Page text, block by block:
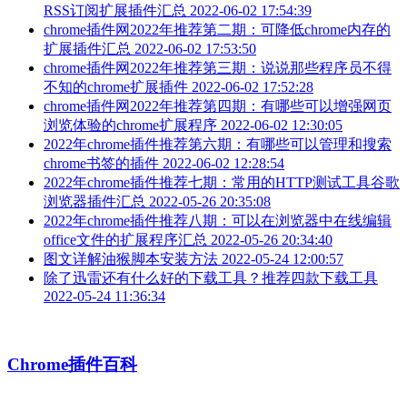
RSS订阅扩展插件汇总 2022-06-02 17:54:39
chrome插件网2022年推荐第二期：可降低chrome内存的
扩展插件汇总 2022-06-02 17:53:50
chrome插件网2022年推荐第三期：说说那些程序员不得
不知的chrome扩展插件 2022-06-02 17:52:28
chrome插件网2022年推荐第四期：有哪些可以增强网页
浏览体验的chrome扩展程序 2022-06-02 12:30:05
2022年chrome插件推荐第六期：有哪些可以管理和搜索
chrome书签的插件 2022-06-02 12:28:54
2022年chrome插件推荐七期：常用的HTTP测试工具谷歌
浏览器插件汇总 2022-05-26 20:35:08
2022年chrome插件推荐八期：可以在浏览器中在线编辑
office文件的扩展程序汇总 2022-05-26 20:34:40
图文详解油猴脚本安装方法 2022-05-24 12:00:57
除了迅雷还有什么好的下载工具？推荐四款下载工具
2022-05-24 11:36:34
Chrome插件百科